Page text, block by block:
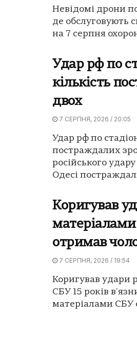
Невідомі дрони
де обслуговують
на 7 серпня
Удар рф по
кількість
двох
7 СЕРПНЯ, 2026 / 20:05
Удар рф по
постраждалих
російського
Одесі
Коригував
матеріалами
отримав
7 СЕРПНЯ, 2026 / 19:54
Коригував удари
СБУ 15 років
матеріалами СБУ